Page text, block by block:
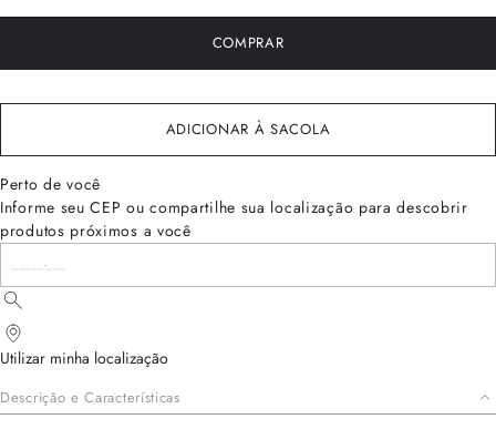
COMPRAR
ADICIONAR À SACOLA
Perto de você
Informe seu CEP ou compartilhe sua localização para descobrir
produtos próximos a você
Utilizar minha localização
Descrição e Características